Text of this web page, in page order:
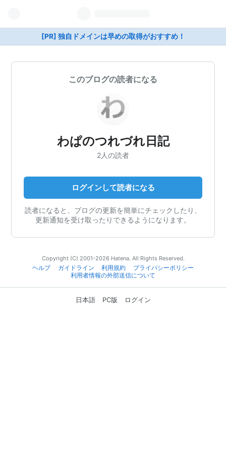
[PR] 独自ドメインは早めの取得がおすすめ！
このブログの読者になる
わぱのつれづれ日記
2人の読者
ログインして読者になる
読者になると、ブログの更新を簡単にチェックしたり、
更新通知を受け取ったりできるようになります。
Copyright (C) 2001-2026 Hatena. All Rights Reserved.
ヘルプ
ガイドライン 利用規約
プライバシーポリシー
利用者情報の外部送信について
日本語 PC版 ログイン